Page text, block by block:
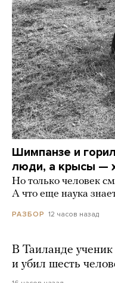
Шимпанзе и
люди, а крысы —
Но только человек
А что еще наука
РАЗБОР 12 часов назад
В Таиланде
и убил шесть